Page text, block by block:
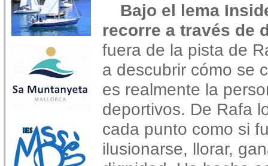
Bajo el lema
recorre a través de
fuera de la pista de
a descubrir cómo se
es realmente la
deportivos. De Rafa
cada punto como si
ilusionarse, llorar,